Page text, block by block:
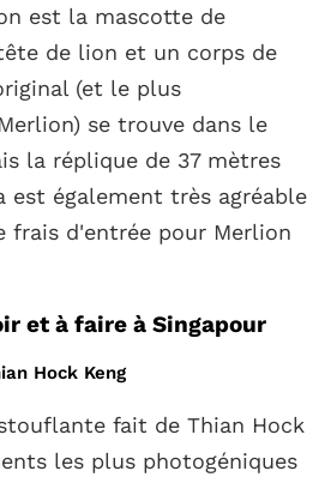
est la mascotte de
de lion et un corps de
(et le plus
se trouve dans le
la réplique de 37 mètres
est également très agréable
frais d'entrée pour Merlion
et à faire à Singapour
Hock Keng
fait de Thian Hock
les plus photogéniques